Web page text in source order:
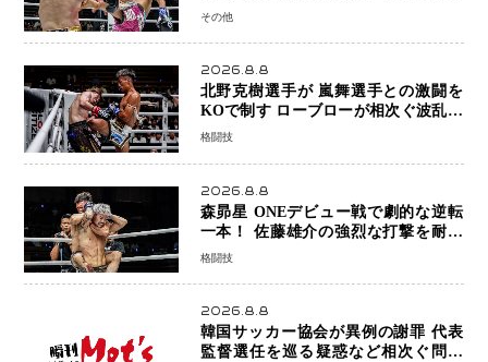
と正確な打撃で判定勝利
その他
2026.8.8
北野克樹選手が 嵐舞選手との激闘を
KOで制す ローブローが相次ぐ波乱の
展開…涙の勝利「生まれてくる娘のた
格闘技
2026.8.8
森昴星 ONEデビュー戦で劇的な逆転
一本！ 佐藤雄介の強烈な打撃を耐え
抜き、リアネイキッドチョークで勝利
格闘技
2026.8.8
韓国サッカー協会が異例の謝罪 代表
監督選任を巡る疑惑など相次ぐ問題